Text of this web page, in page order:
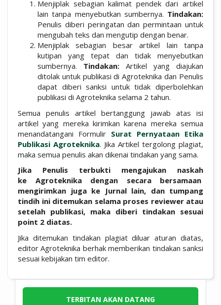
Menjiplak sebagian kalimat pendek dari artikel
lain tanpa menyebutkan sumbernya. Tindakan:
Penulis diberi peringatan dan permintaan untuk
mengubah teks dan mengutip dengan benar.
Menjiplak sebagian besar artikel lain tanpa
kutipan yang tepat dan tidak menyebutkan
sumbernya. Tindakan: Artikel yang diajukan
ditolak untuk publikasi di Agroteknika dan Penulis
dapat diberi sanksi untuk tidak diperbolehkan
publikasi di Agroteknika selama 2 tahun.
Semua penulis artikel bertanggung jawab atas isi
artikel yang mereka kirimkan karena mereka semua
menandatangani Formulir Surat Pernyataan Etika
Publikasi Agroteknika. Jika Artikel tergolong plagiat,
maka semua penulis akan dikenai tindakan yang sama.
Jika Penulis terbukti mengajukan naskah
ke Agroteknikadengan secara bersamaan
mengirimkan juga ke Jurnal lain, dan tumpang
tindih ini ditemukan selama proses reviewer atau
setelah publikasi, maka diberi tindakan sesuai
point 2 diatas.
Jika ditemukan tindakan plagiat diluar aturan diatas,
editor Agroteknika berhak memberikan tindakan sanksi
sesuai kebijakan tim editor.
TERBITAN AKAN DATANG